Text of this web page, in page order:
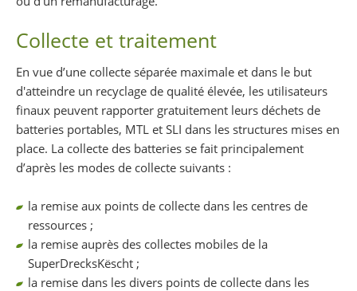
Collecte et traitement
En vue d’une collecte séparée maximale et dans le but
d'atteindre un recyclage de qualité élevée, les utilisateurs
finaux peuvent rapporter gratuitement leurs déchets de
batteries portables, MTL et SLI dans les structures mises en
place. La collecte des batteries se fait principalement
d’après les modes de collecte suivants :
la remise aux points de collecte dans les centres de
ressources ;
la remise auprès des collectes mobiles de la
SuperDrecksKëscht ;
la remise dans les divers points de collecte dans les